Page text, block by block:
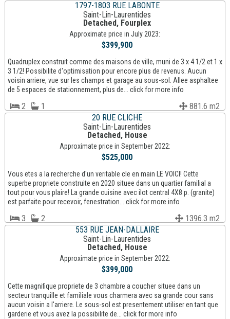
1797-1803 RUE LABONTE
Saint-Lin-Laurentides
Detached, Fourplex
Approximate price in July 2023:
$399,900
Quadruplex construit comme des maisons de ville, muni de 3 x 4 1/2 et 1 x
3 1/2! Possibilite d'optimisation pour encore plus de revenus. Aucun
voisin arriere, vue sur les champs et garage au sous-sol. Allee asphaltee
de 5 espaces de stationnement, plus de... click for more info
2 1
881.6 m2
20 RUE CLICHE
Saint-Lin-Laurentides
Detached, House
Approximate price in September 2022:
$525,000
Vous etes a la recherche d'un veritable cle en main LE VOICI! Cette
superbe propriete construite en 2020 situee dans un quartier familial a
tout pour vous plaire! La grande cuisine avec ilot central 4X8 p. (granite)
est parfaite pour recevoir, fenestration... click for more info
3 2
1396.3 m2
553 RUE JEAN-DALLAIRE
Saint-Lin-Laurentides
Detached, House
Approximate price in September 2022:
$399,000
Cette magnifique propriete de 3 chambre a coucher situee dans un
secteur tranquille et familiale vous charmera avec sa grande cour sans
aucun voisin a l'arriere. Le sous-sol est presentement utiliser en tant que
garderie et vous avez la possibilite de... click for more info